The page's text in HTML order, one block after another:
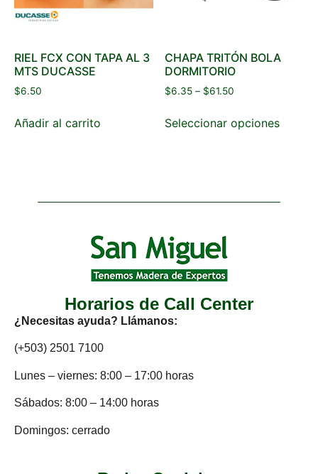
RIEL FCX CON TAPA AL 3
MTS DUCASSE
$6.50
Añadir al carrito
CHAPA TRITÓN BOLA
DORMITORIO
$6.35 – $61.50
Seleccionar opciones
Horarios de Call Center
¿Necesitas ayuda? Llámanos:
(+503) 2501 7100
Lunes – viernes: 8:00 – 17:00 horas
Sábados: 8:00 – 14:00 horas
Domingos: cerrado